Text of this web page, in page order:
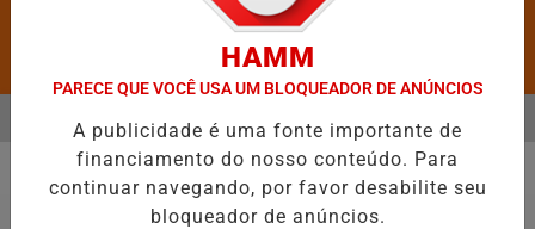
Pesquisar Notícia
EM JEQUIÉ E REFORÇA PROGRAMAÇÃO COM THALLES
EM ALTA
MENU
Direitos Humanos
HAMM
PARECE QUE VOCÊ USA UM BLOQUEADOR DE ANÚNCIOS
A publicidade é uma fonte importante de
financiamento do nosso conteúdo. Para
continuar navegando, por favor desabilite seu
bloqueador de anúncios.